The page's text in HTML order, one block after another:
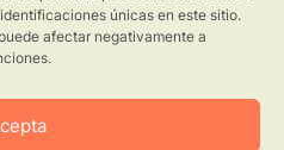
únicas en este sitio.
afectar negativamente a